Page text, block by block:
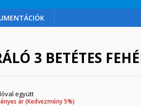
3 BETÉTES
együtt
ár (Kedvezmény 5%)